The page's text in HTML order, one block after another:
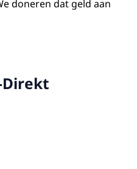
doneren dat geld aan